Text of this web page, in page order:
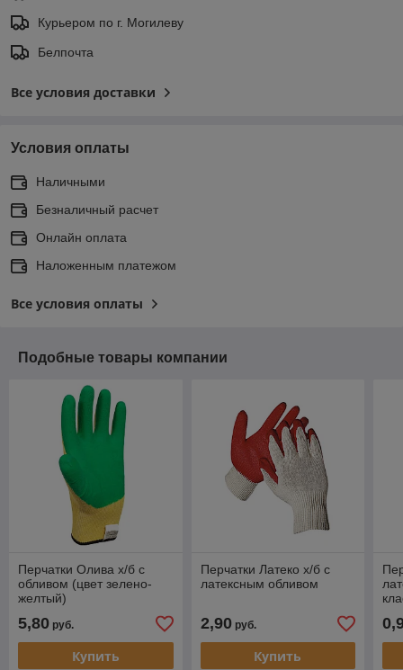
Курьером по г. Могилеву
Белпочта
Все условия доставки
Условия оплаты
Наличными
Безналичный расчет
Онлайн оплата
Наложенным платежом
Все условия оплаты
Подобные товары компании
Перчатки Олива х/б с
обливом (цвет зелено-
желтый)
5,80 руб.
Купить
Перчатки Латеко х/б с
латексным обливом
2,90руб.
Купить